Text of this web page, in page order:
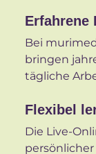
Erfahrene
Bei
bringen
tägliche
Flexibel
Die Live-